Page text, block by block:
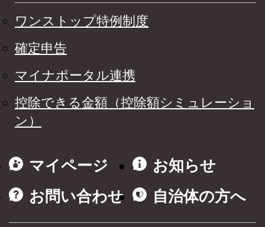
ワンストップ特例制度
確定申告
マイナポータル連携
控除できる金額（控除額シミュレーショ
ン）
マイページ
お知らせ
お問い合わせ
自治体の方へ